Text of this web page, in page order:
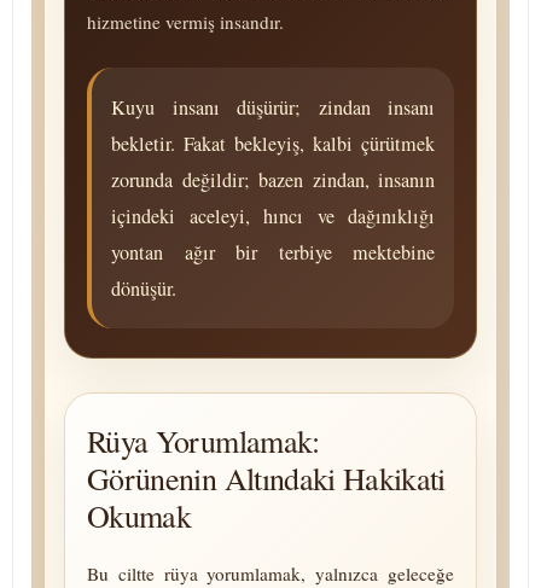
hizmetine vermiş insandır.
Kuyu insanı düşürür; zindan insanı
bekletir. Fakat bekleyiş, kalbi çürütmek
zorunda değildir; bazen zindan, insanın
içindeki aceleyi, hıncı ve dağınıklığı
yontan ağır bir terbiye mektebine
dönüşür.
Rüya Yorumlamak:
Görünenin Altındaki Hakikati
Okumak
Bu ciltte rüya yorumlamak, yalnızca geleceğe